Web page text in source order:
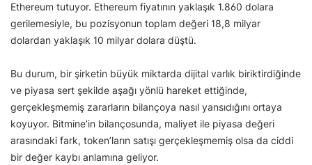
Ethereum tutuyor. Ethereum fiyatının yaklaşık 1.860 dolara
gerilemesiyle, bu pozisyonun toplam değeri 18,8 milyar
dolardan yaklaşık 10 milyar dolara düştü.
Bu durum, bir şirketin büyük miktarda dijital varlık biriktirdiğinde
ve piyasa sert şekilde aşağı yönlü hareket ettiğinde,
gerçekleşmemiş zararların bilançoya nasıl yansıdığını ortaya
koyuyor. Bitmine’in bilançosunda, maliyet ile piyasa değeri
arasındaki fark, token’ların satışı gerçekleşmemiş olsa da ciddi
bir değer kaybı anlamına geliyor.